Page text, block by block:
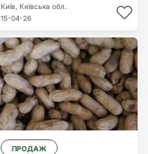
Київ, Київська обл.
15-04-26
ПРОДАЖ